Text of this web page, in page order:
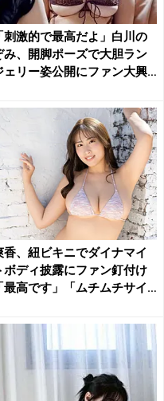
「刺激的で最高だよ」白川の
み、開脚ポーズで大胆ラン
ェリー姿公開にファン大興
香、紐ビキニでダイナマイ
ボディ披露にファン釘付け
「最高です」「ムチムチサイ